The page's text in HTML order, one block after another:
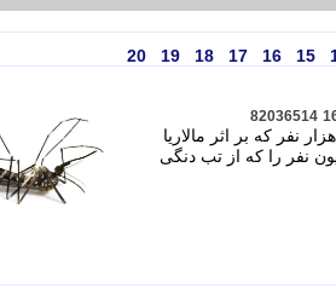
15
16
17
18
19
20
82036514
به گزارش اطلاعات آنلاین، هر ساله، پشه ها در مرگ بیش از 600 هزار نفر که بر اثر مالاریا
نفر را که از تب دنگی